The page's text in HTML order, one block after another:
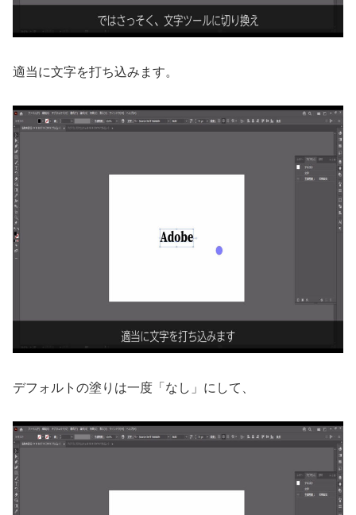
適当に文字を打ち込みます。
デフォルトの塗りは一度「なし」にして、